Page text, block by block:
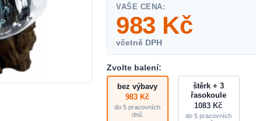
VAŠE CENA:
983 Kč
včetně DPH
Zvolte balení:
bez výbavy
983 Kč
do 5 pracovních
dnů
štěrk + 3
řasokoule
1083 Kč
do 5 pracovních